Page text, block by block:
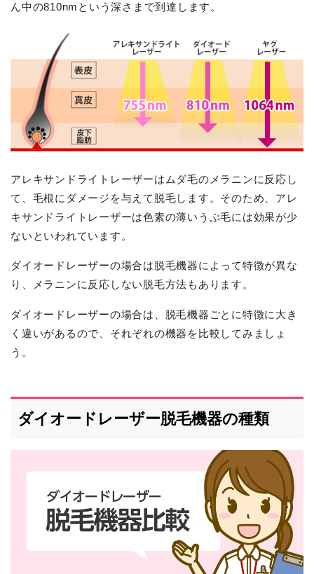
ん中の810nmという深さまで到達します。
アレキサンドライトレーザーはムダ毛のメラニンに反応し
て、毛根にダメージを与えて脱毛します。そのため、アレ
キサンドライトレーザーは色素の薄いうぶ毛には効果が少
ないといわれています。
ダイオードレーザーの場合は脱毛機器によって特徴が異な
り、メラニンに反応しない脱毛方法もあります。
ダイオードレーザーの場合は、脱毛機器ごとに特徴に大き
く違いがあるので、それぞれの機器を比較してみましょ
う。
ダイオードレーザー脱毛機器の種類